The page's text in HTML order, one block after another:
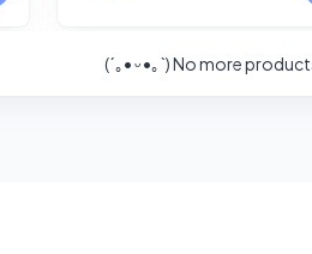
(´｡• ᵕ •｡`)No more